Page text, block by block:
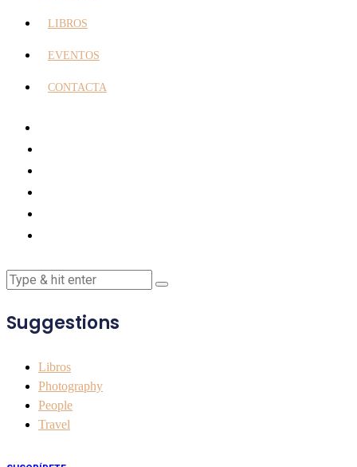
LIBROS
EVENTOS
CONTACTA
Suggestions
Libros
Photography
People
Travel